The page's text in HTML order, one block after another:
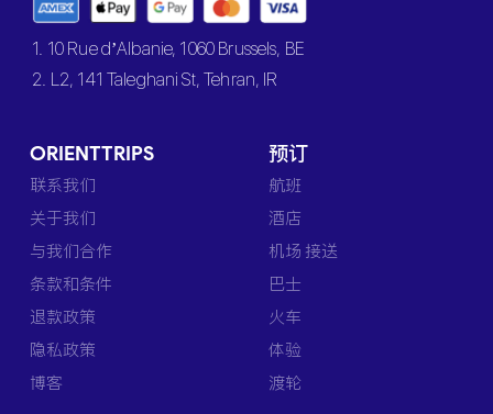
1. 10 Rue d’Albanie, 1060 Brussels, BE
2. L2, 141 Taleghani St, Tehran, IR
ORIENTTRIPS
联系我们
关于我们
与我们合作
条款和条件
退款政策
隐私政策
博客
预订
航班
酒店
机场 接送
巴士
火车
体验
渡轮